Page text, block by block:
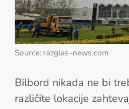
Source: razglas-news.com
Bilbord nikada ne bi
različite lokacije